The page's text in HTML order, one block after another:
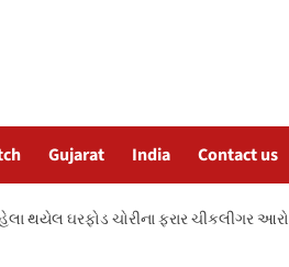
Gujarat India Contact us
થયેલ ઘરફોડ ચોરીના ફરાર ચીકલીગર